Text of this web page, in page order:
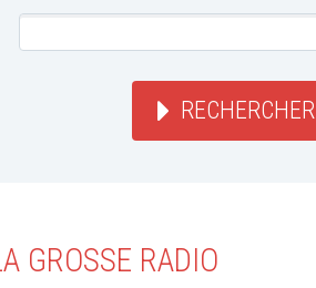
RECHERCHER
GROSSE RADIO